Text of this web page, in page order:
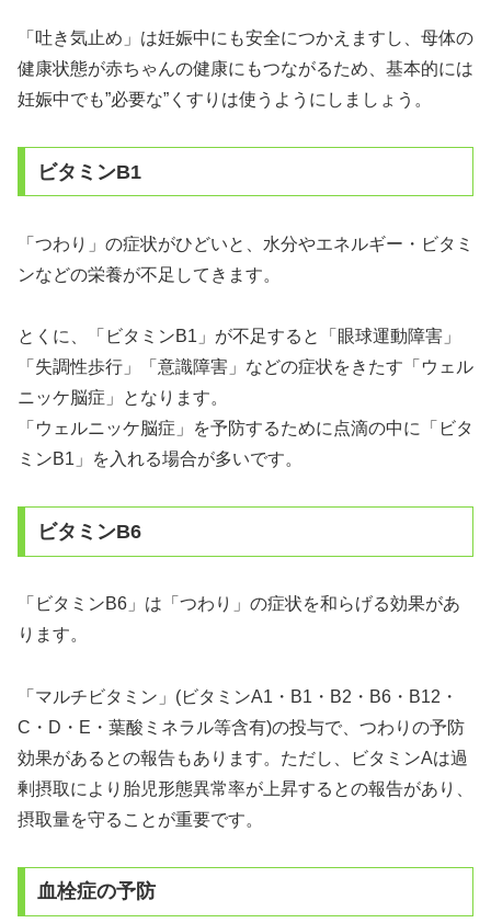
「吐き気止め」は妊娠中にも安全につかえますし、母体の
健康状態が赤ちゃんの健康にもつながるため、基本的には
妊娠中でも”必要な”くすりは使うようにしましょう。
ビタミンB1
「つわり」の症状がひどいと、水分やエネルギー・ビタミ
ンなどの栄養が不足してきます。
とくに、「ビタミンB1」が不足すると「眼球運動障害」
「失調性歩行」「意識障害」などの症状をきたす「ウェル
ニッケ脳症」となります。
「ウェルニッケ脳症」を予防するために点滴の中に「ビタ
ミンB1」を入れる場合が多いです。
ビタミンB6
「ビタミンB6」は「つわり」の症状を和らげる効果があ
ります。
「マルチビタミン」(ビタミンA1・B1・B2・B6・B12・
C・D・E・葉酸ミネラル等含有)の投与で、つわりの予防
効果があるとの報告もあります。ただし、ビタミンAは過
剰摂取により胎児形態異常率が上昇するとの報告があり、
摂取量を守ることが重要です。
血栓症の予防